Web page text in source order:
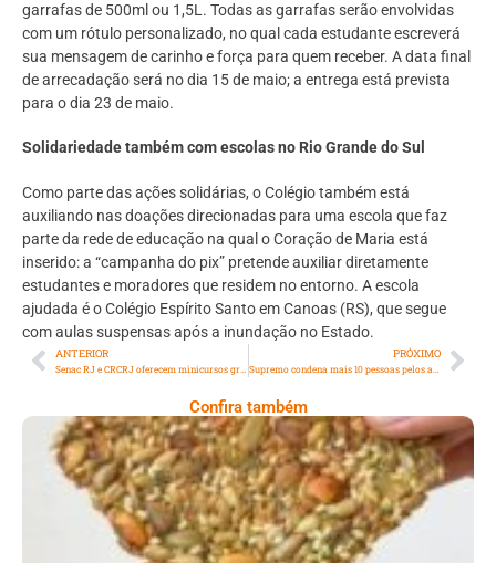
garrafas de 500ml ou 1,5L. Todas as garrafas serão envolvidas
com um rótulo personalizado, no qual cada estudante escreverá
sua mensagem de carinho e força para quem receber. A data final
de arrecadação será no dia 15 de maio; a entrega está prevista
para o dia 23 de maio.
Solidariedade também com escolas no Rio Grande do Sul
Como parte das ações solidárias, o Colégio também está
auxiliando nas doações direcionadas para uma escola que faz
parte da rede de educação na qual o Coração de Maria está
inserido: a “campanha do pix” pretende auxiliar diretamente
estudantes e moradores que residem no entorno. A escola
ajudada é o Colégio Espírito Santo em Canoas (RS), que segue
com aulas suspensas após a inundação no Estado.
ANTERIOR PRÓXIMO
Confira também
Comer Bem: Cracker De Sementes